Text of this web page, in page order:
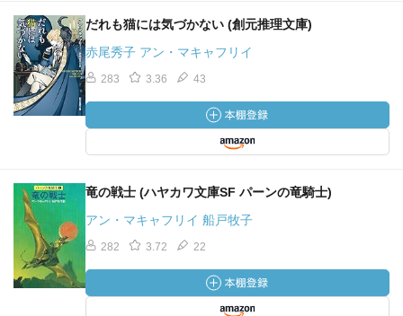
だれも猫には気づかない (創元推理文庫)
赤尾秀子 アン・マキャフリイ
283 3.36 43
竜の戦士 (ハヤカワ文庫SF パーンの竜騎士)
アン・マキャフリイ 船戸牧子
282 3.72 22